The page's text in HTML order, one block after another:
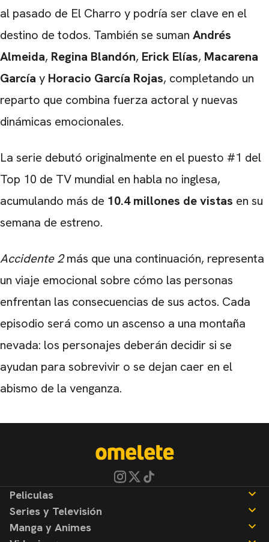
al pasado de El Charro y podría ser clave en el
destino de todos. También se suman Andrés
Almeida, Regina Blandón, Erick Elías, Macarena
García y Horacio García Rojas, completando un
reparto que combina fuerza actoral y nuevas
dinámicas emocionales.
La serie debutó originalmente en el puesto #1 del
Top 10 de TV mundial en habla no inglesa,
acumulando más de 10.4 millones de vistas en su
semana de estreno.
Accidente 2más que una continuación, representa
un viaje emocional sobre cómo las personas
enfrentan las consecuencias de sus actos. Cada
episodio será como un ascenso a una montaña
nevada: los personajes deberán decidir si se
ayudan para sobrevivir o se dejan caer en el
abismo de la venganza.
Peliculas
Noticias
Reseñas
Series y Televisión
Noticias
Manga y Animes